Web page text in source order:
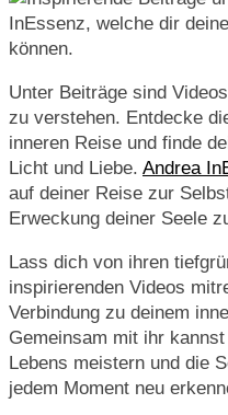
Unter Beiträge sind
zu verstehen. Entdecke
inneren Reise und finde
Licht und Liebe. Andrea
auf deiner Reise zur
Erweckung deiner Seele
Lass dich von ihren
inspirierenden Videos
Verbindung zu deinem
Gemeinsam mit ihr
Lebens meistern und die
jedem Moment neu